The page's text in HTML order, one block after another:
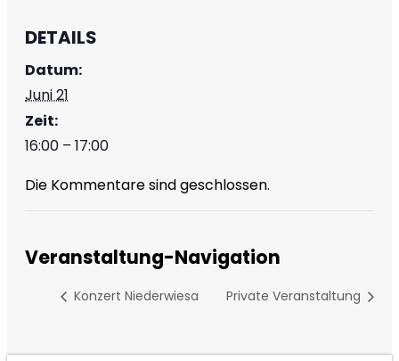
DETAILS
Datum:
Juni 21
Zeit:
16:00 – 17:00
Die Kommentare sind geschlossen.
Veranstaltung-Navigation
Konzert Niederwiesa Private Veranstaltung